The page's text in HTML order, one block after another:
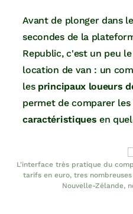
Avant de plonger dans
secondes de la
Republic, c'est un peu
location de van : un
les principaux loueurs
permet de comparer les
caractéristiques en
L'interface très pratique du
tarifs en euro, tres
Nouvelle-Zélande,